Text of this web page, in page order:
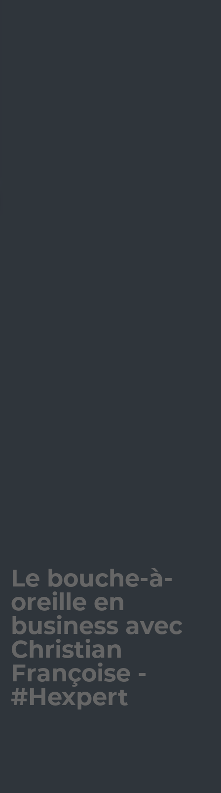
Le bouche-à-
oreille en
business avec
Christian
Françoise -
#Hexpert